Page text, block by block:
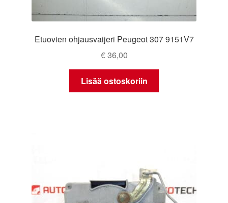
Etuovien ohjausvaijeri Peugeot 307 9151V7
€36,00
Lisää ostoskoriin